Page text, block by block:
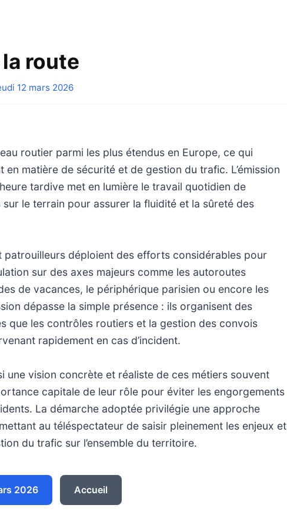
route
12 mars 2026
routier parmi les plus étendus en Europe, ce qui
matière de sécurité et de gestion du trafic. L’émission
tardive met en lumière le travail quotidien de
le terrain pour assurer la fluidité et la sûreté des
patrouilleurs déploient des efforts considérables pour
sur des axes majeurs comme les autoroutes
de vacances, le périphérique parisien ou encore les
dépasse la simple présence : ils organisent des
que les contrôles routiers et la gestion des convois
rapidement en cas d’incident.
une vision concrète et réaliste de ces métiers souvent
capitale de leur rôle pour éviter les engorgements
La démarche adoptée privilégie une approche
au téléspectateur de saisir pleinement les enjeux et
du trafic sur l’ensemble du territoire.
2026 Accueil